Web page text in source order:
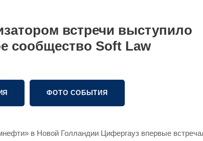
встречи выступило
сообщество Soft Law
ФОТО СОБЫТИЯ
в Новой Голландии Цифергауз впервые